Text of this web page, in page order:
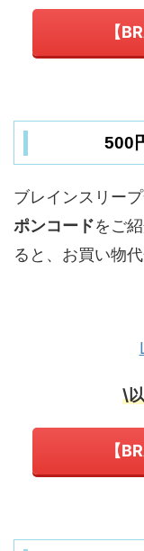
【
500
ブレインスリー
ポンコードをご
ると、お買い物
\
【